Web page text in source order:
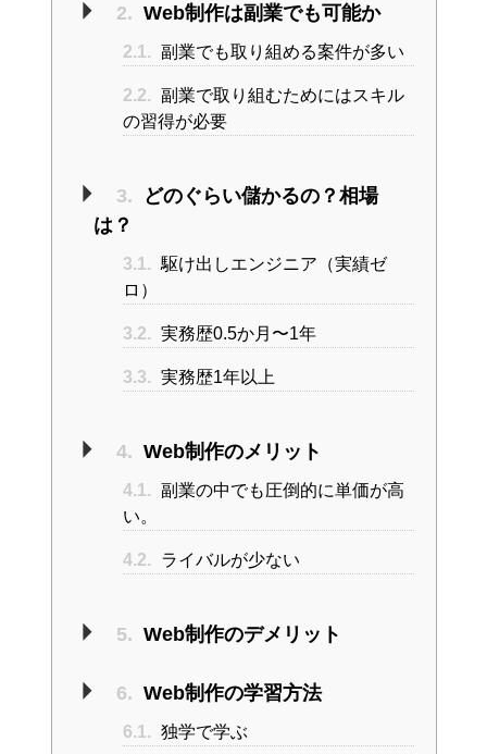
2. Web制作は副業でも可能か
2.1. 副業でも取り組める案件が多い
2.2. 副業で取り組むためにはスキル
の習得が必要
3.
どのぐらい儲かるの？相場
は？
3.1. 駆け出しエンジニア（実績ゼ
ロ）
3.2. 実務歴0.5か月〜1年
3.3. 実務歴1年以上
4. Web制作のメリット
4.1. 副業の中でも圧倒的に単価が高
い。
4.2. ライバルが少ない
5. Web制作のデメリット
6. Web制作の学習方法
6.1. 独学で学ぶ